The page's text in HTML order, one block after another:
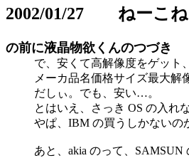
2002/01/27 ねーこね
の前に液晶物欲くんのつづき
で、安くて高解像度をゲット
メーカ品名価格サイズ最大解
だしぃ。でも、安い…。
とはいえ、さっき OS の入れ
やぱ、IBM の買うしかないの
あと、akia のって、SAMSUN